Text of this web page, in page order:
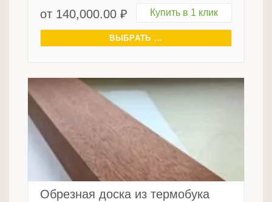
от 140,000.00 ₽ Купить в 1 клик
ВЫБРАТЬ ...
Обрезная доска из термобука